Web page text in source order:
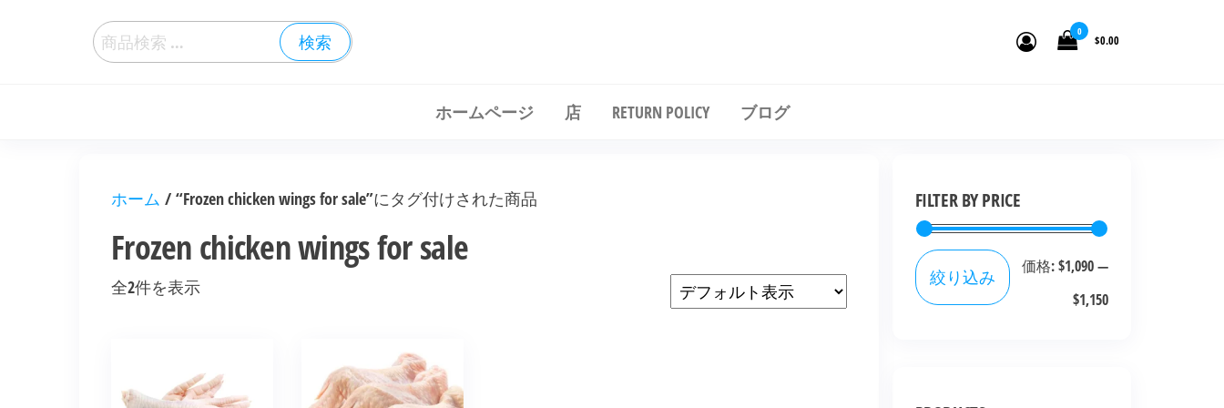
検索 0
$0.00
ホームページ 店 RETURN POLICY ブログ
ホーム / “Frozen chicken wings for sale”にタグ付けされた商品
Frozen chicken wings for sale
全2件を表示
FILTER BY PRICE
絞り込み 価格:$1,090—
$1,150